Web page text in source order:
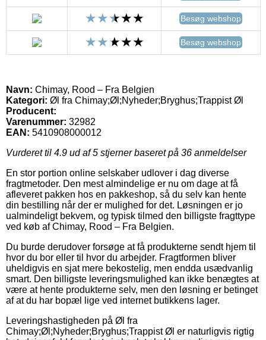
Besøg webshop
Besøg webshop
Navn: Chimay, Rood – Fra Belgien
Kategori: Øl fra Chimay;Øl;Nyheder;Bryghus;Trappist Øl
Producent:
Varenummer: 32982
EAN: 5410908000012
Vurderet til 4.9 ud af 5 stjerner baseret på 36 anmeldelser
En stor portion online selskaber udlover i dag diverse
fragtmetoder. Den mest almindelige er nu om dage at få
afleveret pakken hos en pakkeshop, så du selv kan hente
din bestilling når der er mulighed for det. Løsningen er jo
ualmindeligt bekvem, og typisk tilmed den billigste fragttype
ved køb af Chimay, Rood – Fra Belgien.
Du burde derudover forsøge at få produkterne sendt hjem til
hvor du bor eller til hvor du arbejder. Fragtformen bliver
uheldigvis en sjat mere bekostelig, men endda usædvanlig
smart. Den billigste leveringsmulighed kan ikke benægtes at
være at hente produkterne selv, men den løsning er betinget
af at du har bopæl lige ved internet butikkens lager.
Leveringshastigheden på Øl fra
Chimay;Øl;Nyheder;Bryghus;Trappist Øl er naturligvis rigtig